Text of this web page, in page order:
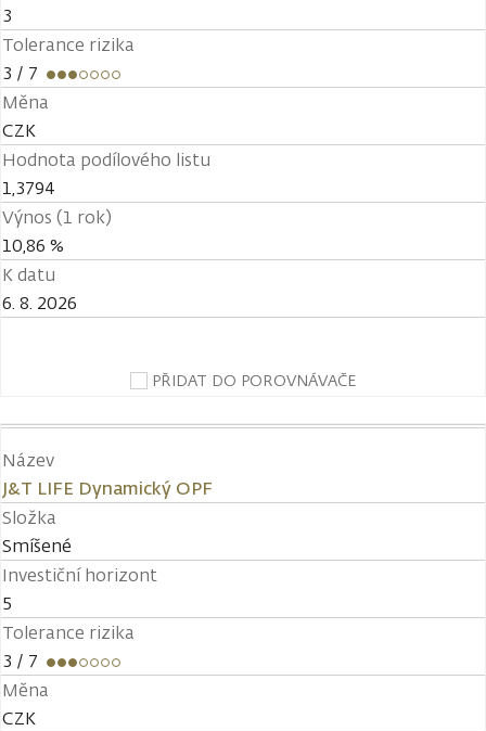
3
Tolerance rizika
3 / 7
Měna
CZK
Hodnota podílového listu
1,3794
Výnos (1 rok)
10,86 %
K datu
6. 8. 2026
PŘIDAT DO POROVNÁVAČE
Název
J&T LIFE Dynamický OPF
Složka
Smíšené
Investiční horizont
5
Tolerance rizika
3 / 7
Měna
CZK